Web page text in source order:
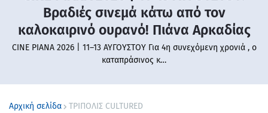
Βραδιές σινεμά κάτω από τον
καλοκαιρινό ουρανό! Πιάνα Αρκαδίας
CINE PIANA 2026 | 11–13 ΑΥΓΟΥΣΤΟΥ Για 4η συνεχόμενη χρονιά , ο
καταπράσινος κ…
Αρχική σελίδα ΤΡΙΠΟΛΙΣ CULTURED